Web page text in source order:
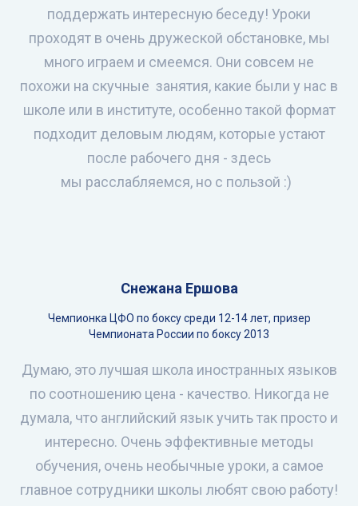
поддержать интересную беседу! Уроки
проходят в очень дружеской обстановке, мы
много играем и смеемся. Они совсем не
похожи на скучные занятия, какие были у нас в
школе или в институте, особенно такой формат
подходит деловым людям, которые устают
после рабочего дня - здесь
мы расслабляемся, но с пользой :)
Снежана Ершова
Чемпионка ЦФО по боксу среди 12-14 лет, призер
Чемпионата России по боксу 2013
Думаю, это лучшая школа иностранных языков
по соотношению цена - качество. Никогда не
думала, что английский язык учить так просто и
интересно. Очень эффективные методы
обучения, очень необычные уроки, а самое
главное сотрудники школы любят свою работу!